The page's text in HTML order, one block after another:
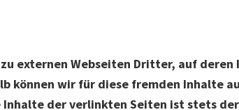
externen Webseiten Dritter, auf
können wir für diese fremden Inhalte
Inhalte der verlinkten Seiten ist stets